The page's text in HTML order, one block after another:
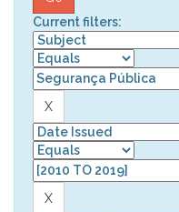
Current filters: